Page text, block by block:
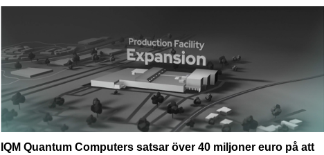
IQM Quantum Computers satsar över 40 miljoner euro på att